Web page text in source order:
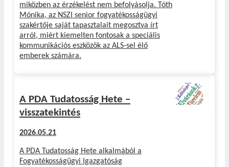
miközben az érzékelést nem befolyásolja. Tóth
Mónika, az NSZI senior fogyatékosságügyi
szakértője saját tapasztalait megosztva írt
arról, miért kiemelten fontosak a speciális
kommunikációs eszközök az ALS-sel élő
emberek számára.
A PDA Tudatosság Hete –
visszatekintés
2026.05.21
A PDA Tudatosság Hete alkalmából a
Fogyatékosságügyi Igazgatóság